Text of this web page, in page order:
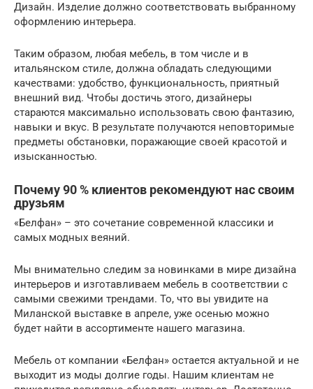
Дизайн. Изделие должно соответствовать выбранному
оформлению интерьера.
Таким образом, любая мебель, в том числе и в
итальянском стиле, должна обладать следующими
качествами: удобство, функциональность, приятный
внешний вид. Чтобы достичь этого, дизайнеры
стараются максимально использовать свою фантазию,
навыки и вкус. В результате получаются неповторимые
предметы обстановки, поражающие своей красотой и
изысканностью.
Почему 90 % клиентов рекомендуют нас своим
друзьям
«Белфан» – это сочетание современной классики и
самых модных веяний.
Мы внимательно следим за новинками в мире дизайна
интерьеров и изготавливаем мебель в соответствии с
самыми свежими трендами. То, что вы увидите на
Миланской выставке в апреле, уже осенью можно
будет найти в ассортименте нашего магазина.
Мебель от компании «Белфан» остается актуальной и не
выходит из моды долгие годы. Нашим клиентам не